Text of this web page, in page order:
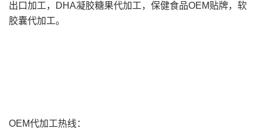
出口加工，DHA凝胶糖果代加工，保健食品OEM贴牌，软
胶囊代加工。
OEM代加工热线：